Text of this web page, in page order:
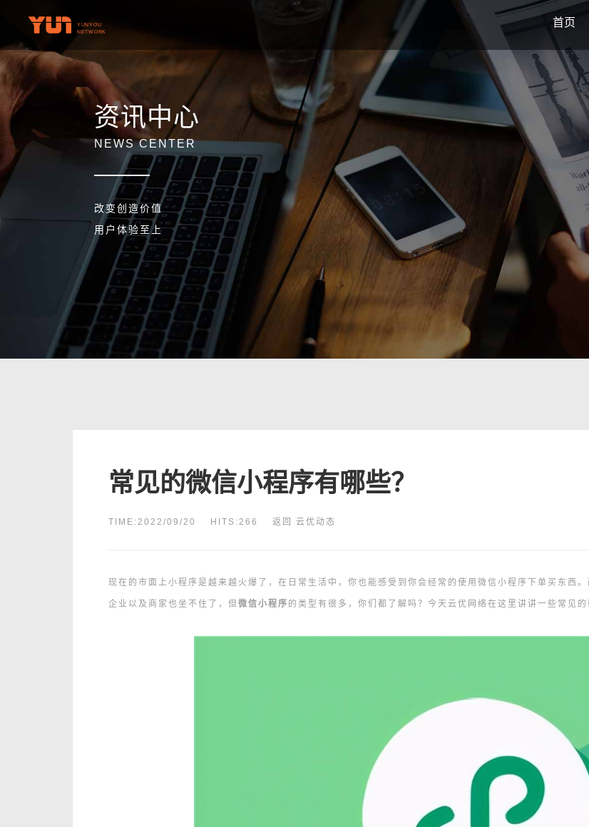
首页
资讯中心
NEWS CENTER
改变创造价值
用户体验至上
常见的微信小程序有哪些？
TIME:2022/09/20 HITS:266 返回 云优动态
现在的市面上小程序是越来越火爆了，在日常生活中，你也能感受到你会经常的使用微信小程序下单买东西
企业以及商家也坐不住了，但微信小程序 的类型有很多，你们都了解吗？今天云优网络在这里讲讲一些常见的